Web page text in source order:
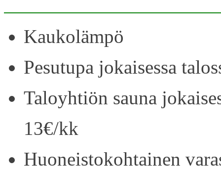
Kaukolämpö
Pesutupa jokaisessa
Taloyhtiön sauna
13€/kk
Huoneistokohtainen